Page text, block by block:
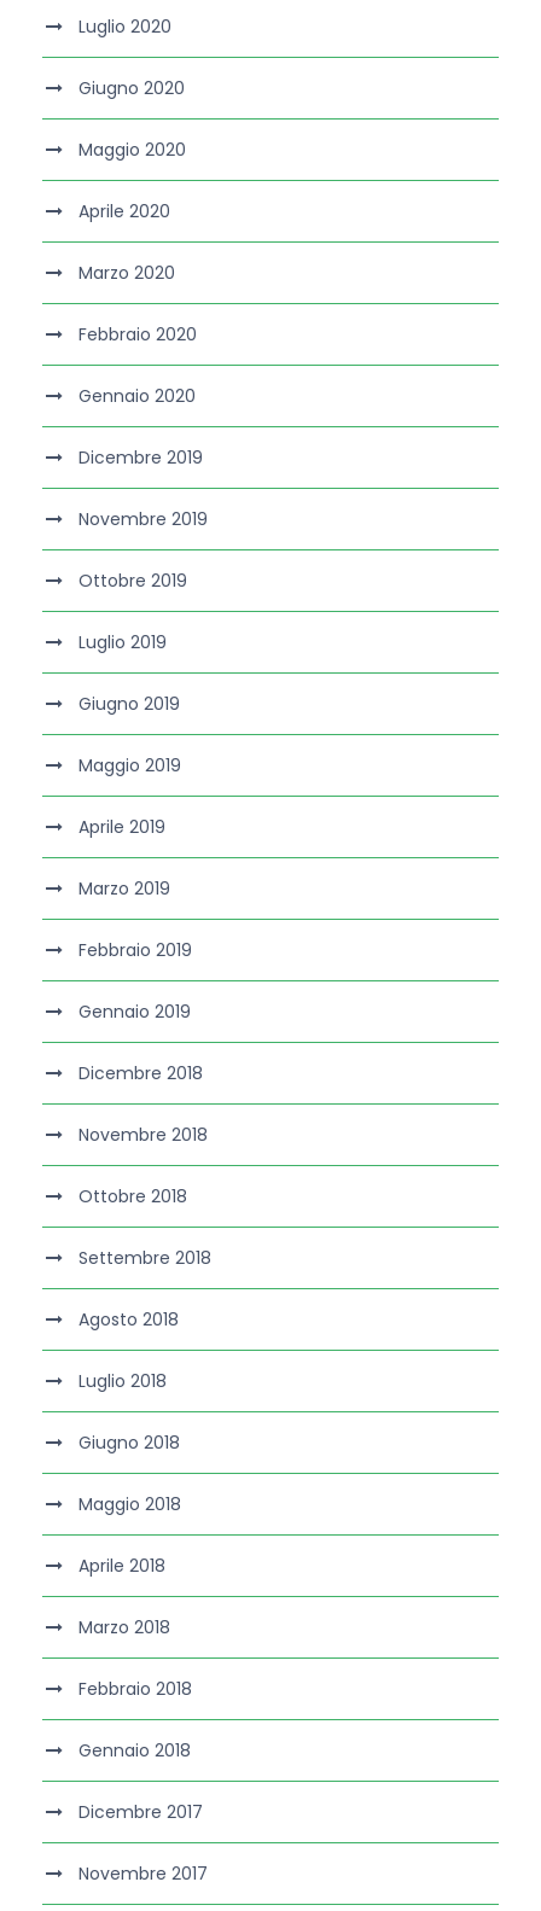
Luglio 2020
Giugno 2020
Maggio 2020
Aprile 2020
Marzo 2020
Febbraio 2020
Gennaio 2020
Dicembre 2019
Novembre 2019
Ottobre 2019
Luglio 2019
Giugno 2019
Maggio 2019
Aprile 2019
Marzo 2019
Febbraio 2019
Gennaio 2019
Dicembre 2018
Novembre 2018
Ottobre 2018
Settembre 2018
Agosto 2018
Luglio 2018
Giugno 2018
Maggio 2018
Aprile 2018
Marzo 2018
Febbraio 2018
Gennaio 2018
Dicembre 2017
Novembre 2017